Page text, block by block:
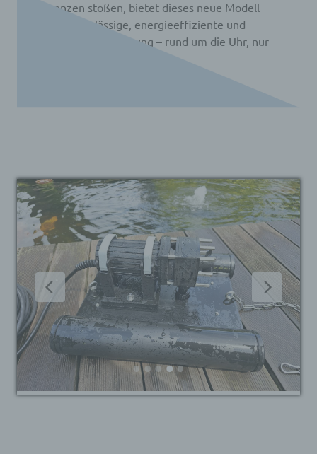
Grenzen stoßen, bietet dieses neue Modell
eine zuverlässige, energieeffiziente und
wartungsarme Lösung – rund um die Uhr, nur